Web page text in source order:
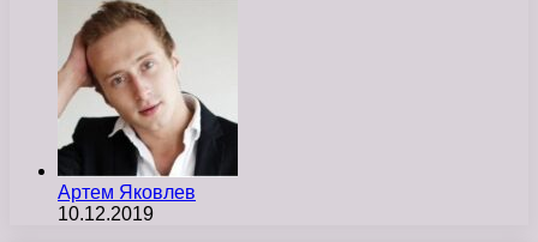
Артем Яковлев
10.12.2019